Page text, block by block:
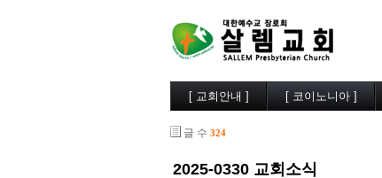
[ 교회안내 ]
예배시간
부교역자
[ 코이노니아 ]
살렘목장
글 수 324
2025-0330 교회소식